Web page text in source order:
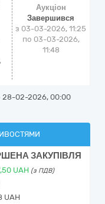
Аукціон
Завершився
з 03-03-2026, 11:25
по 03-03-2026,
11:48
28-02-2026, 00:00
ЗАКУПІВЛЯ
UAH (з ПДВ)
UAH